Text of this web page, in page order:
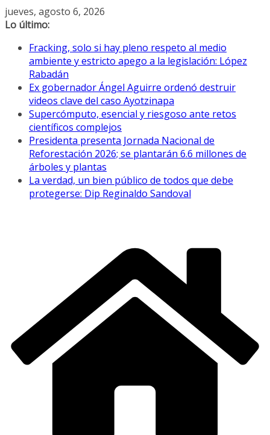
Saltar
al
jueves, agosto 6, 2026
Lo último:
Fracking, solo si hay pleno respeto al medio
ambiente y estricto apego a la legislación: López
Rabadán
Ex gobernador Ángel Aguirre ordenó destruir
videos clave del caso Ayotzinapa
Supercómputo, esencial y riesgoso ante retos
científicos complejos
Presidenta presenta Jornada Nacional de
Reforestación 2026; se plantarán 6.6 millones de
árboles y plantas
La verdad, un bien público de todos que debe
protegerse: Dip Reginaldo Sandoval